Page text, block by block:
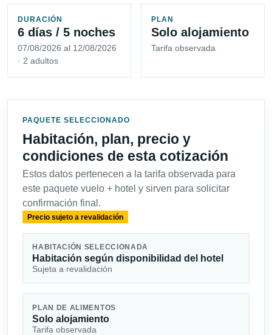
DURACIÓN
6 días / 5 noches
07/08/2026 al 12/08/2026
· 2 adultos
PLAN
Solo alojamiento
Tarifa observada
PAQUETE SELECCIONADO
Habitación, plan, precio y
condiciones de esta cotización
Estos datos pertenecen a la tarifa observada para
este paquete vuelo + hotel y sirven para solicitar
confirmación final.
Precio sujeto a revalidación
HABITACIÓN SELECCIONADA
Habitación según disponibilidad del hotel
Sujeta a revalidación
PLAN DE ALIMENTOS
Solo alojamiento
Tarifa observada